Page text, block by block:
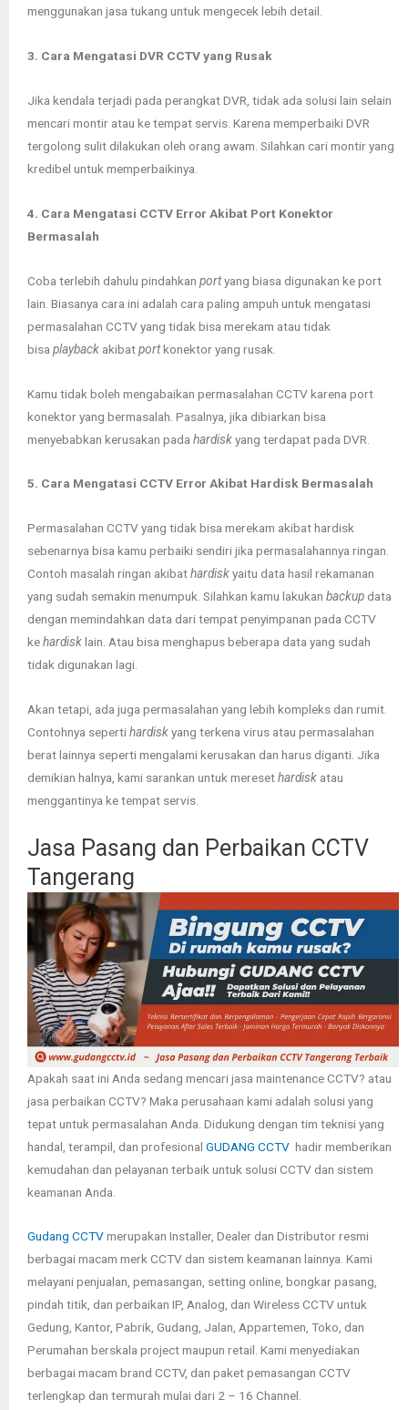
menggunakan jasa tukang untuk mengecek lebih detail.
3. Cara Mengatasi DVR CCTV yang Rusak
Jika kendala terjadi pada perangkat DVR, tidak ada solusi lain selain
mencari montir atau ke tempat servis. Karena memperbaiki DVR
tergolong sulit dilakukan oleh orang awam. Silahkan cari montir yang
kredibel untuk memperbaikinya.
4. Cara Mengatasi CCTV Error Akibat Port Konektor
Bermasalah
Coba terlebih dahulu pindahkan portyang biasa digunakan ke port
lain. Biasanya cara ini adalah cara paling ampuh untuk mengatasi
permasalahan CCTV yang tidak bisa merekam atau tidak
bisa playback akibatportkonektor yang rusak.
Kamu tidak boleh mengabaikan permasalahan CCTV karena port
konektor yang bermasalah. Pasalnya, jika dibiarkan bisa
menyebabkan kerusakan pada hardiskyang terdapat pada DVR.
5. Cara Mengatasi CCTV Error Akibat Hardisk Bermasalah
Permasalahan CCTV yang tidak bisa merekam akibat hardisk
sebenarnya bisa kamu perbaiki sendiri jika permasalahannya ringan.
Contoh masalah ringan akibathardiskyaitu data hasil rekamanan
yang sudah semakin menumpuk. Silahkan kamu lakukan backupdata
dengan memindahkan data dari tempat penyimpanan pada CCTV
kehardisklain. Atau bisa menghapus beberapa data yang sudah
tidak digunakan lagi.
Akan tetapi, ada juga permasalahan yang lebih kompleks dan rumit.
Contohnya sepertihardiskyang terkena virus atau permasalahan
berat lainnya seperti mengalami kerusakan dan harus diganti. Jika
demikian halnya, kami sarankan untuk meresethardisk atau
menggantinya ke tempat servis.
Jasa Pasang dan Perbaikan CCTV
Tangerang
Apakah saat ini Anda sedang mencari jasa maintenance CCTV? atau
jasa perbaikan CCTV? Maka perusahaan kami adalah solusi yang
tepat untuk permasalahan Anda. Didukung dengan tim teknisi yang
handal, terampil, dan profesional GUDANG CCTV hadir memberikan
kemudahan dan pelayanan terbaik untuk solusi CCTV dan sistem
keamanan Anda.
Gudang CCTVmerupakan Installer, Dealer dan Distributor resmi
berbagai macam merk CCTV dan sistem keamanan lainnya. Kami
melayani penjualan, pemasangan, setting online, bongkar pasang,
pindah titik, dan perbaikan IP, Analog, dan Wireless CCTV untuk
Gedung, Kantor, Pabrik, Gudang, Jalan, Appartemen, Toko, dan
Perumahan berskala project maupun retail. Kami menyediakan
berbagai macam brand CCTV, dan paket pemasangan CCTV
terlengkap dan termurah mulai dari 2 – 16 Channel.